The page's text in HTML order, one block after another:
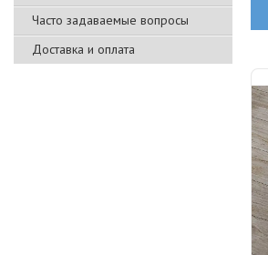
Часто задаваемые вопросы
Доставка и оплата